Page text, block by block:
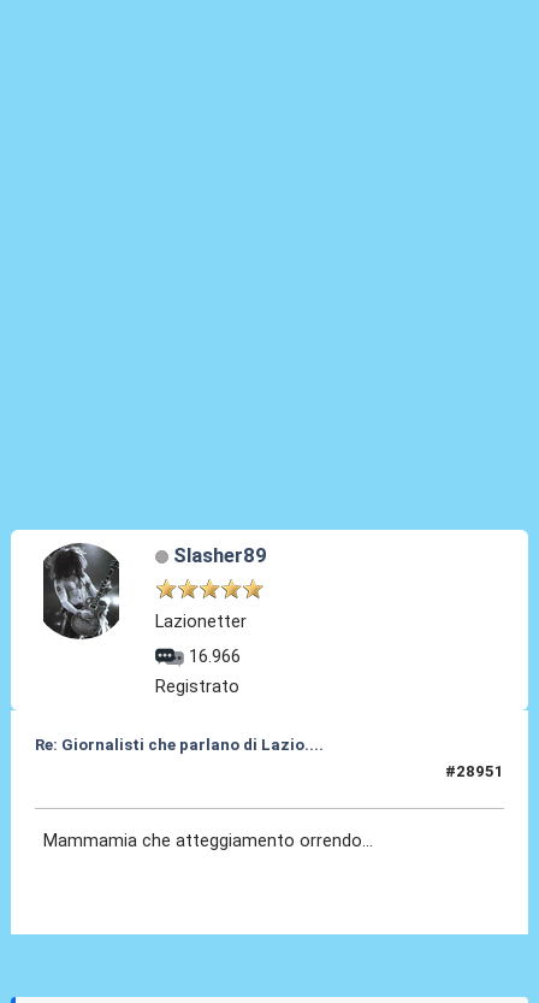
Slasher89
Lazionetter
16.966
Registrato
Re: Giornalisti che parlano di Lazio....
#28951
Mammamia che atteggiamento orrendo...